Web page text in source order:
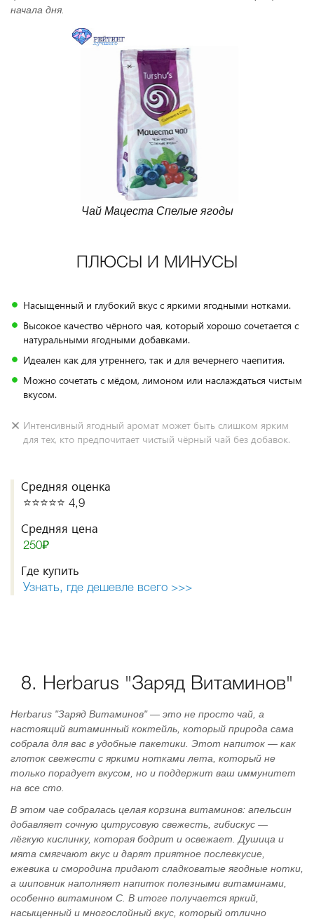
начала дня.
Чай Мацеста Спелые ягоды
ПЛЮСЫ И МИНУСЫ
Насыщенный и глубокий вкус с яркими ягодными нотками.
Высокое качество чёрного чая, который хорошо сочетается с
натуральными ягодными добавками.
Идеален как для утреннего, так и для вечернего чаепития.
Можно сочетать с мёдом, лимоном или наслаждаться чистым
вкусом.
Интенсивный ягодный аромат может быть слишком ярким
для тех, кто предпочитает чистый чёрный чай без добавок.
Средняя оценка
⭐️⭐️⭐️⭐️⭐️ 4,9
Средняя цена
250₽
Где купить
Узнать, где дешевле всего >>>
8. Herbarus "Заряд Витаминов"
Herbarus "Заряд Витаминов" — это не просто чай, а
настоящий витаминный коктейль, который природа сама
собрала для вас в удобные пакетики. Этот напиток — как
глоток свежести с яркими нотками лета, который не
только порадует вкусом, но и поддержит ваш иммунитет
на все сто.
В этом чае собралась целая корзина витаминов: апельсин
добавляет сочную цитрусовую свежесть, гибискус —
лёгкую кислинку, которая бодрит и освежает. Душица и
мята смягчают вкус и дарят приятное послевкусие,
ежевика и смородина придают сладковатые ягодные нотки,
а шиповник наполняет напиток полезными витаминами,
особенно витамином C. В итоге получается яркий,
насыщенный и многослойный вкус, который отлично